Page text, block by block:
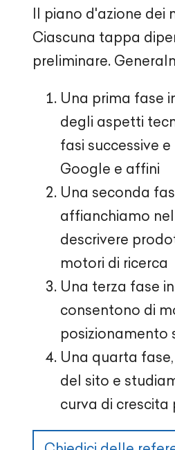
Il piano d'azione dei
Ciascuna tappa
preliminare.
Una prima fase
degli aspetti
fasi successive
Google e affini
Una seconda
affianchiamo
descrivere
motori di ricerca
Una terza fase
consentono di
posizionamento
Una quarta
del sito e
curva di crescita